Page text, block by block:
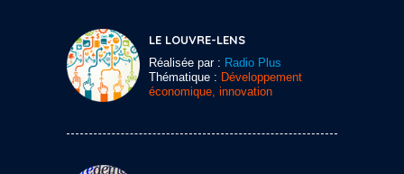
LE LOUVRE-LENS
Réalisée par : Radio Plus
Thématique : Développement
économique, innovation